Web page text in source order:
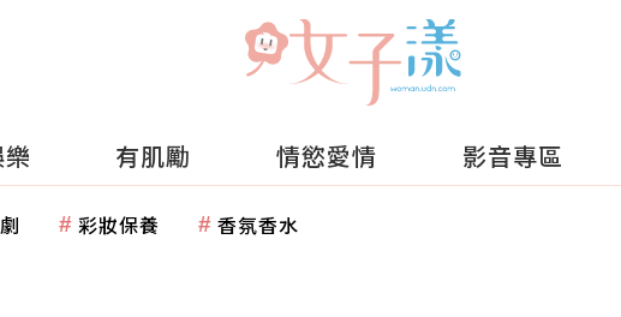
有肌勵 情慾愛情 影音專區
彩妝保養 香氛香水